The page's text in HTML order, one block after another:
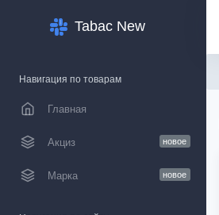
Tabac New
Навигация по товарам
Главная
Акциз новое
Марка новое